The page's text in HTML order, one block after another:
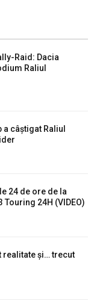
Raid: Dacia
Raliul
a câștigat Raliul
24 de ore de la
24H (VIDEO)
realitate și… trecut